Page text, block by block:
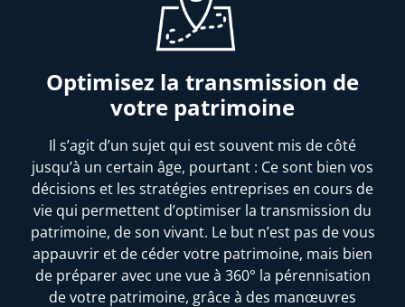
Optimisez la transmission de
votre patrimoine
Il s’agit d’un sujet qui est souvent mis de côté
jusqu’à un certain âge, pourtant : Ce sont bien vos
décisions et les stratégies entreprises en cours de
vie qui permettent d’optimiser la transmission du
patrimoine, de son vivant. Le but n’est pas de vous
appauvrir et de céder votre patrimoine, mais bien
de préparer avec une vue à 360° la pérennisation
de votre patrimoine, grâce à des manœuvres